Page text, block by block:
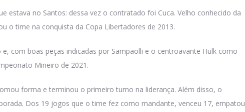
estava no Santos: dessa vez o contratado foi Cuca. Velho conhecido da
o time na conquista da Copa Libertadores de 2013.
com boas peças indicadas por Sampaolli e o centroavante Hulk como
Mineiro de 2021.
forma e terminou o primeiro turno na liderança. Além disso, o
Dos 19 jogos que o time fez como mandante, venceu 17, empatou